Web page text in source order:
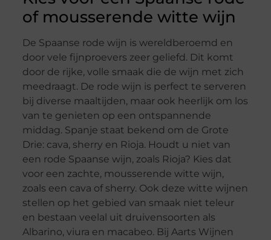
of mousserende witte wijn
De Spaanse rode wijn is wereldberoemd en
door vele fijnproevers zeer geliefd. Dit komt
door de rijke, volle smaak die de wijn met zich
meedraagt. De rode wijn is perfect te serveren
bij diverse maaltijden, maar ook heerlijk om los
van te genieten op een ontspannende
middag. Spanje staat bekend om de Grote
Drie: cava, sherry en Rioja. Houdt u niet van
een rode Spaanse wijn, zoals Rioja? Kies dat
voor een zachte, mousserende witte wijn,
zoals een cava of sherry. Ook deze witte wijnen
stellen op het gebied van smaak niet teleur
en bestaan veelal uit druivensoorten als
Albarino, viura en macabeo. Bij Aarts Wijnen